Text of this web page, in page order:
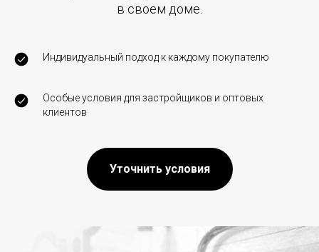
в своем доме.
Индивидуальный подход к каждому покупателю
Особые условия для застройщиков и оптовых
клиентов
Уточнить условия